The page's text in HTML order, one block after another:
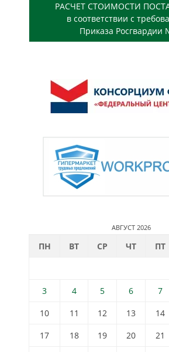
РАСЧЕТ СТОИМОСТИ
в соответствии с
Приказа Росгвардии
АВГУСТ 2026
ПН ВТ СР ЧТ ПТ
3
4 5 6 7
10
11 12 13 14
17
18 19 20 21